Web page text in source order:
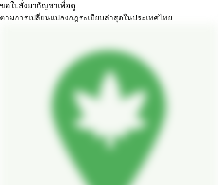
ขอใบสั่งยากัญชาเพื่อดู
ตามการเปลี่ยนแปลงกฎระเบียบล่าสุดในประเทศไทย